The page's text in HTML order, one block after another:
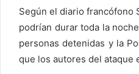
Según el diario francófono
podrían durar toda la
personas detenidas y la
que los autores del ataque